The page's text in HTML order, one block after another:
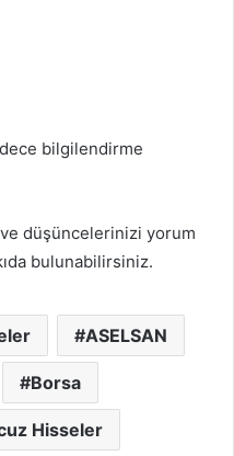
bilgilendirme
düşüncelerinizi yorum
bulunabilirsiniz.
ASELSAN
Borsa
Hisseler